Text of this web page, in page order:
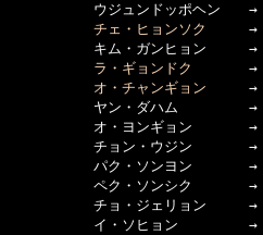
ウジュンドッポヘン　　→　ト
チェ・ヒョンソク
→　
キム・ガンヒョン　　　→　
ラ・ギョンドク
→　カ
オ・チャンギョン →　便
ヤン・ダハム　　　　　→　
オ・ヨンギョン　　　　→　
チョン・ウジン　　　　→　男
パク・ソンヨン　　　　→　
ペク・ソンシク　　　　→　
チョ・ジェリョン　　　→　
イ・ソヒョン　　　　　→　